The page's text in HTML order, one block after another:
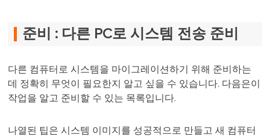
준비 : 다른 PC로 시스템 전송 준비
다른 컴퓨터로 시스템을 마이그레이션하기 위해 준비하는
데 정확히 무엇이 필요한지 알고 싶을 수 있습니다. 다음은이
작업을 알고 준비할 수 있는 목록입니다.
나열된 팁은 시스템 이미지를 성공적으로 만들고 새 컴퓨터